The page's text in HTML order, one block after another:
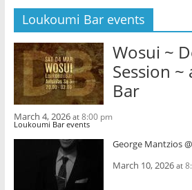
c
k
t
o
s
h
a
r
e
o
n
F
a
c
e
b
o
c
k
t
o
s
h
a
r
e
o
n
w
i
t
t
e
r
(
O
p
e
c
k
t
o
s
h
a
r
e
o
n
G
o
o
g
l
e
e
Loukoumi Bar events
Wosui ~
Session
Bar
March 4, 2026 at 8:00 pm
Loukoumi Bar events
George Mantzios
March 10, 2026 at